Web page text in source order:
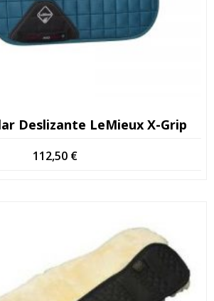
Deslizante LeMieux X-Grip
112,50 €